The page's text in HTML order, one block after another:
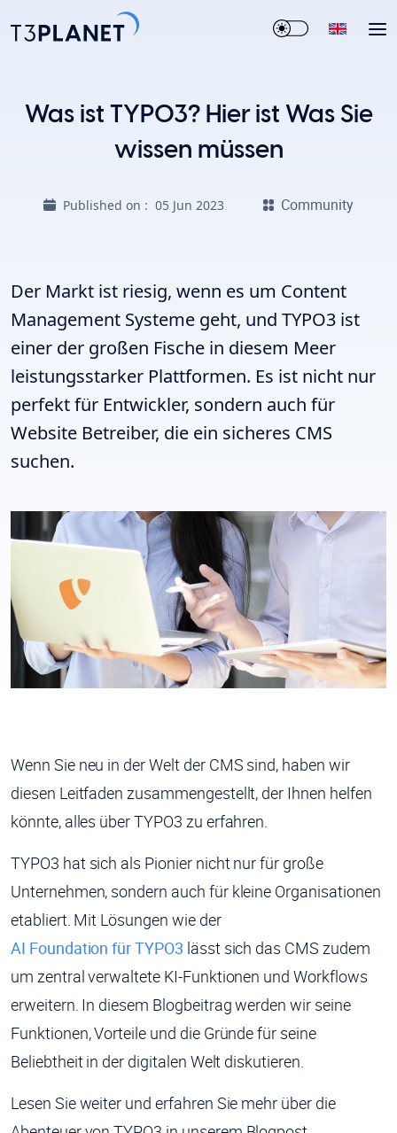
Was ist TYPO3? Hier ist Was Sie
wissen müssen
Published on : 05 Jun 2023 Community
Der Markt ist riesig, wenn es um Content
Management Systeme geht, und TYPO3 ist
einer der großen Fische in diesem Meer
leistungsstarker Plattformen. Es ist nicht nur
perfekt für Entwickler, sondern auch für
Website Betreiber, die ein sicheres CMS
suchen.
Wenn Sie neu in der Welt der CMS sind, haben wir
diesen Leitfaden zusammengestellt, der Ihnen helfen
könnte, alles über TYPO3 zu erfahren.
TYPO3 hat sich als Pionier nicht nur für große
Unternehmen, sondern auch für kleine Organisationen
etabliert. Mit Lösungen wie der
AI Foundation für TYPO3 lässt sich das CMS zudem
um zentral verwaltete KI-Funktionen und Workflows
erweitern. In diesem Blogbeitrag werden wir seine
Funktionen, Vorteile und die Gründe für seine
Beliebtheit in der digitalen Welt diskutieren.
Lesen Sie weiter und erfahren Sie mehr über die